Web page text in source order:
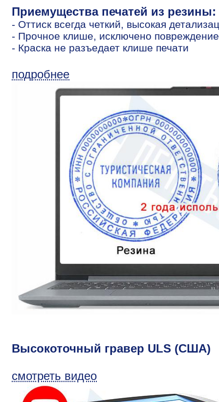
Приемущества печатей из резины:
- Оттиск всегда четкий, высокая
- Прочное клише, исключено
- Краска не разъедает клише печати
подробнее
Высокоточный гравер ULS (США)
смотреть видео